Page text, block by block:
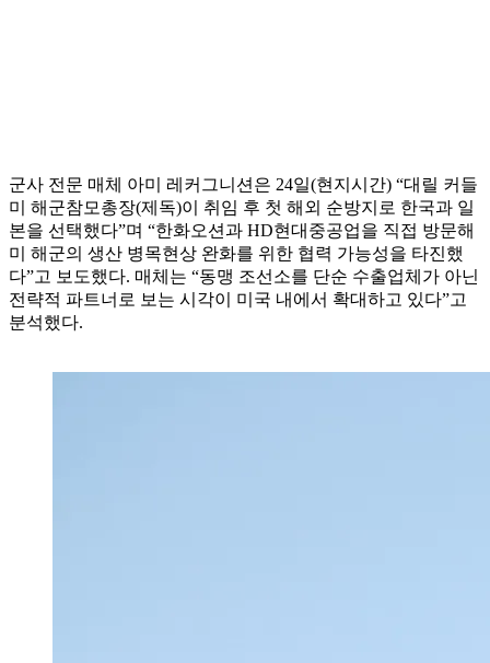
군사 전문 매체 아미 레커그니션은 24일(현지시간) “대릴 커들
미 해군참모총장(제독)이 취임 후 첫 해외 순방지로 한국과 일
본을 선택했다”며 “한화오션과 HD현대중공업을 직접 방문해
미 해군의 생산 병목현상 완화를 위한 협력 가능성을 타진했
다”고 보도했다. 매체는 “동맹 조선소를 단순 수출업체가 아닌
전략적 파트너로 보는 시각이 미국 내에서 확대하고 있다”고
분석했다.